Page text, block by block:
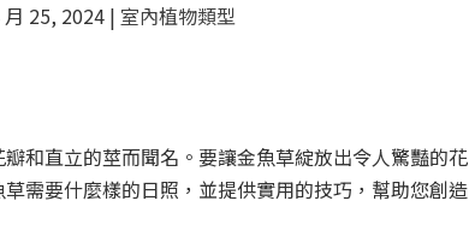
月 25, 2024| 室內植物類型
和直立的莖而聞名。要讓金魚草綻放出令人驚豔的花
需要什麼樣的日照，並提供實用的技巧，幫助您創造